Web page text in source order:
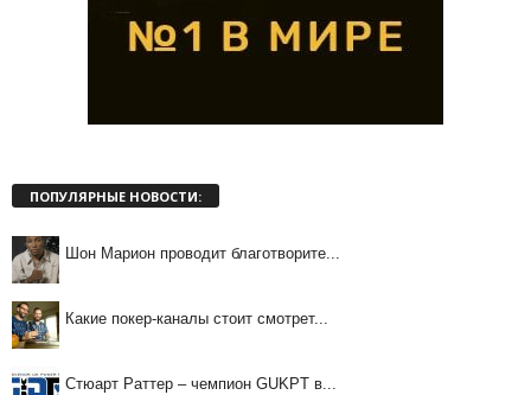
ПОПУЛЯРНЫЕ НОВОСТИ:
Шон Марион проводит благотворите...
Какие покер-каналы стоит смотрет...
Стюарт Раттер – чемпион GUKPT в...